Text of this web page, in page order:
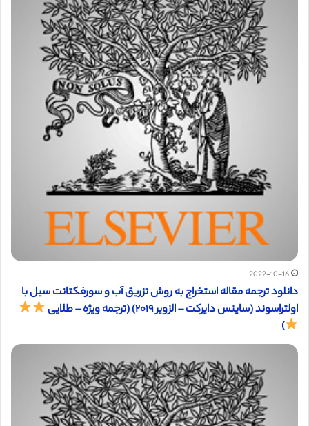
2022-10-16
دانلود ترجمه مقاله استخراج به روش تزریق آب و سورفکتانت سیل با
اولتراسوند (ساینس دایرکت – الزویر ۲۰۱۹) (ترجمه ویژه – طلایی
)